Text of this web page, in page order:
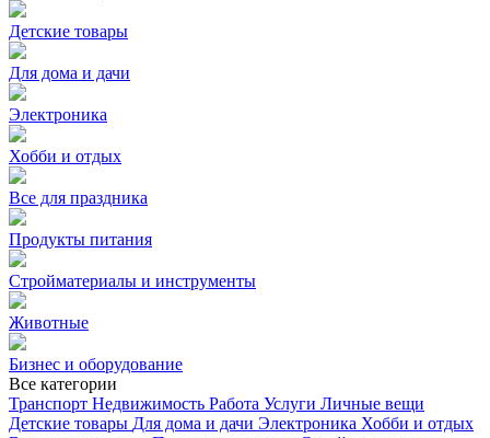
Детские товары
Для дома и дачи
Электроника
Хобби и отдых
Все для праздника
Продукты питания
Стройматериалы и инструменты
Животные
Бизнес и оборудование
Все категории
Транспорт Недвижимость Работа Услуги Личные вещи
Детские товары Для дома и дачи Электроника Хобби и отдых